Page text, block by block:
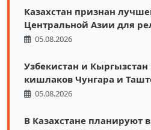
Казахстан признан
Центральной Азии для
05.08.2026
Узбекистан и
кишлаков Чунгара и
05.08.2026
В Казахстане планируют